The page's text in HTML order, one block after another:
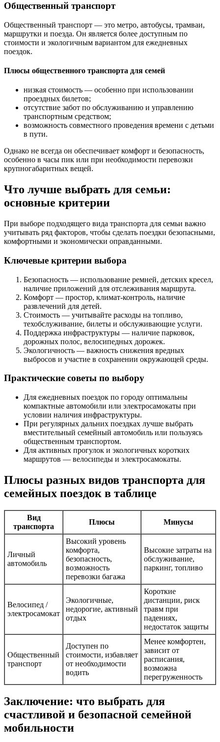
Общественный транспорт
Общественный транспорт — это метро, автобусы, трамваи,
маршрутки и поезда. Он является более доступным по
стоимости и экологичным вариантом для ежедневных
поездок.
Плюсы общественного транспорта для семей
низкая стоимость — особенно при использовании
проездных билетов;
отсутствие забот по обслуживанию и управлению
транспортным средством;
возможность совместного проведения времени с детьми
в пути.
Однако не всегда он обеспечивает комфорт и безопасность,
особенно в часы пик или при необходимости перевозки
крупногабаритных вещей.
Что лучше выбрать для семьи:
основные критерии
При выборе подходящего вида транспорта для семьи важно
учитывать ряд факторов, чтобы сделать поездки безопасными,
комфортными и экономически оправданными.
Ключевые критерии выбора
Безопасность — использование ремней, детских кресел,
наличие приложений для отслеживания маршрута.
Комфорт — простор, климат-контроль, наличие
развлечений для детей.
Стоимость — учитывайте расходы на топливо,
техобслуживание, билеты и обслуживающие услуги.
Поддержка инфраструктуры — наличие парковок,
дорожных полос, велосипедных дорожек.
Экологичность — важность снижения вредных
выбросов и участие в сохранении окружающей среды.
Практические советы по выбору
Для ежедневных поездок по городу оптимальны
компактные автомобили или электросамокаты при
условии наличия инфраструктуры.
При регулярных дальних поездках лучше выбрать
вместительный семейный автомобиль или пользуясь
общественным транспортом.
Для активных прогулок и экологичных коротких
маршрутов — велосипеды и электросамокаты.
Плюсы разных видов транспорта для
семейных поездок в таблице
Вид
транспорта
Плюсы Минусы
Личный
автомобиль
Высокий уровень
комфорта,
безопасность,
возможность
перевозки багажа
Высокие затраты на
обслуживание,
паркинг, топливо
Велосипед /
электросамокат
Экологичные,
недорогие, активный
отдых
Короткие
дистанции, риск
травм при
падениях,
недостаток защиты
Общественный
транспорт
Доступен по
стоимости, избавляет
от необходимости
водить
Менее комфортен,
зависит от
расписания,
возможна
перегруженность
Заключение: что выбрать для
счастливой и безопасной семейной
мобильности